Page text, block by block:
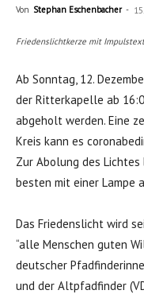
Von Stephan Eschenbacher -
Friedenslichtkerze mit Impulstext
Ab Sonntag, 12.
der Ritterkapelle ab
abgeholt werden. Eine
Kreis kann es
Zur Abolung des
besten mit einer Lampe
Das Friedenslicht wird
“alle Menschen guten
deutscher
und der Altpfadfinder